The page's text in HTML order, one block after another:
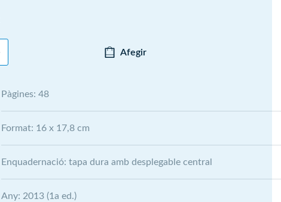
Afegir
Pàgines: 48
Format: 16 x 17,8 cm
Enquadernació: tapa dura amb desplegable central
Any: 2013 (1a ed.)